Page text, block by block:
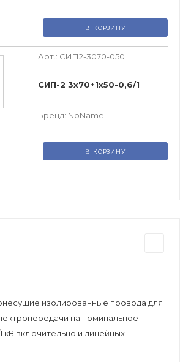
В КОРЗИНУ
Арт.: СИП2-3070-050
СИП-2 3х70+1х50-0,6/1
Бренд: NoName
В КОРЗИНУ
изолированные провода для
на номинальное
кВ включительно и линейных